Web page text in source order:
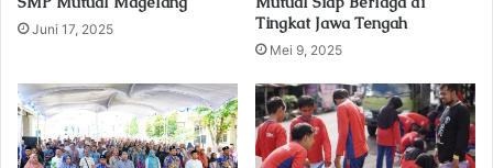
e
s Juni 17, 2025
Tingkat Jawa Tengah
Mei 9, 2025